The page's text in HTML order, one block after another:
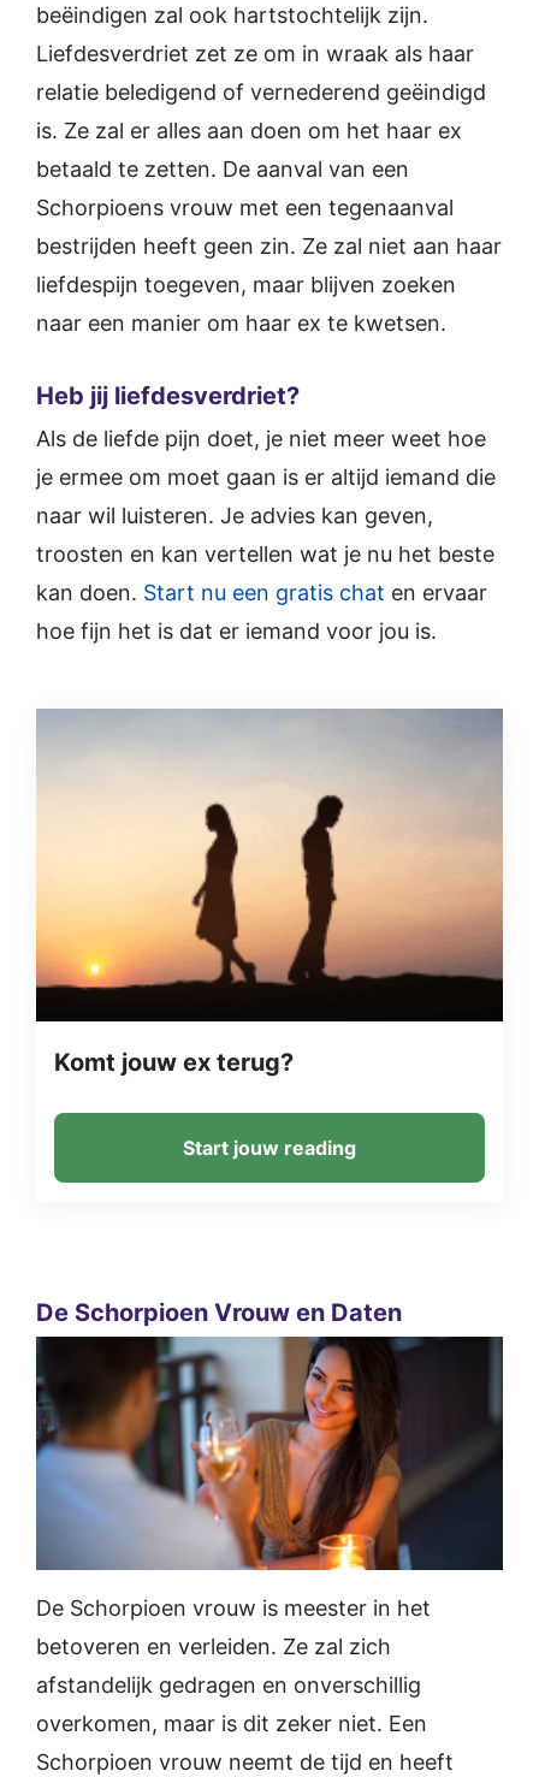
beëindigen zal ook hartstochtelijk zijn.
Liefdesverdriet zet ze om in wraak als haar
relatie beledigend of vernederend geëindigd
is. Ze zal er alles aan doen om het haar ex
betaald te zetten. De aanval van een
Schorpioens vrouw met een tegenaanval
bestrijden heeft geen zin. Ze zal niet aan haar
liefdespijn toegeven, maar blijven zoeken
naar een manier om haar ex te kwetsen.
Heb jij liefdesverdriet?
Als de liefde pijn doet, je niet meer weet hoe
je ermee om moet gaan is er altijd iemand die
naar wil luisteren. Je advies kan geven,
troosten en kan vertellen wat je nu het beste
kan doen. Start nu een gratis chat en ervaar
hoe fijn het is dat er iemand voor jou is.
Komt jouw ex terug?
Start jouw reading
De Schorpioen Vrouw en Daten
De Schorpioen vrouw is meester in het
betoveren en verleiden. Ze zal zich
afstandelijk gedragen en onverschillig
overkomen, maar is dit zeker niet. Een
Schorpioen vrouw neemt de tijd en heeft